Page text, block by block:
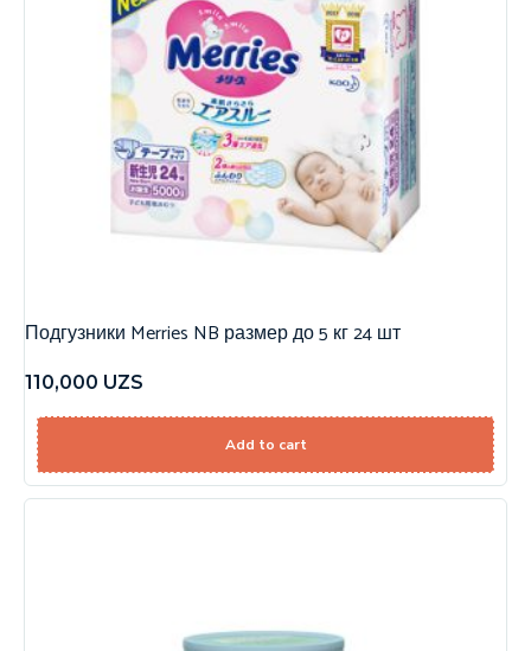
Подгузники Merries NB размер до 5 кг 24 шт
110,000 UZS
Add to cart